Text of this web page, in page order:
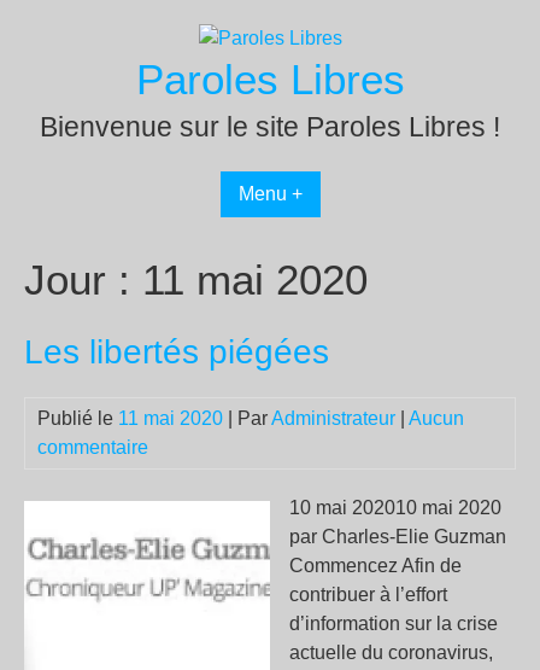
Paroles Libres
Bienvenue sur le site Paroles Libres !
Menu +
Jour : 11 mai 2020
Les libertés piégées
Publié le 11 mai 2020 | ParAdministrateur
Aucun
commentaire
10 mai 202010 mai 2020
par Charles-Elie Guzman
Commencez Afin de
contribuer à l’effort
d’information sur la crise
actuelle du coronavirus,